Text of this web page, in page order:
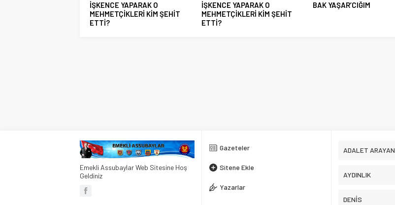
İŞKENCE YAPARAK O
MEHMETÇİKLERİ KİM ŞEHİT
ETTİ?
İŞKENCE YAPARAK O
MEHMETÇİKLERİ KİM ŞEHİT
ETTİ?
BAK YAŞAR’CIĞIM
Emekli Assubaylar Web Sitesine Hoş
Geldiniz
Gazeteler
Sitene Ekle
Yazarlar
ADALET ARAYAN
AYDINLIK
DENİS